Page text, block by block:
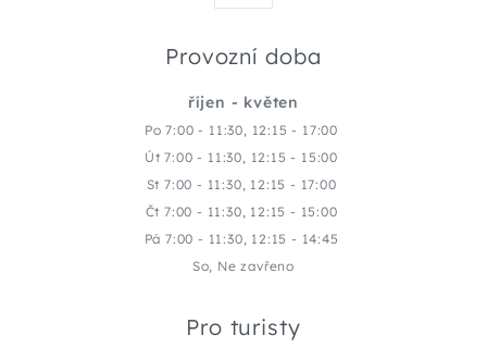
Provozní doba
říjen - květen
Po 7:00 - 11:30, 12:15 - 17:00
Út 7:00 - 11:30, 12:15 - 15:00
St 7:00 - 11:30, 12:15 - 17:00
Čt 7:00 - 11:30, 12:15 - 15:00
Pá 7:00 - 11:30, 12:15 - 14:45
So, Ne zavřeno
Pro turisty